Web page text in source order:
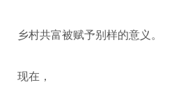
乡村共富被赋予别样的意义。
现在，